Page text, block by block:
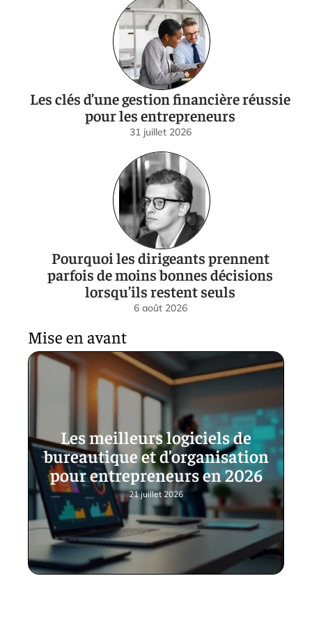
Les clés d’une gestion financière réussie
pour les entrepreneurs
31 juillet 2026
Pourquoi les dirigeants prennent
parfois de moins bonnes décisions
lorsqu’ils restent seuls
6 août 2026
Mise en avant
Les meilleurs logiciels de
bureautique et d’organisation
pour entrepreneurs en 2026
21 juillet 2026